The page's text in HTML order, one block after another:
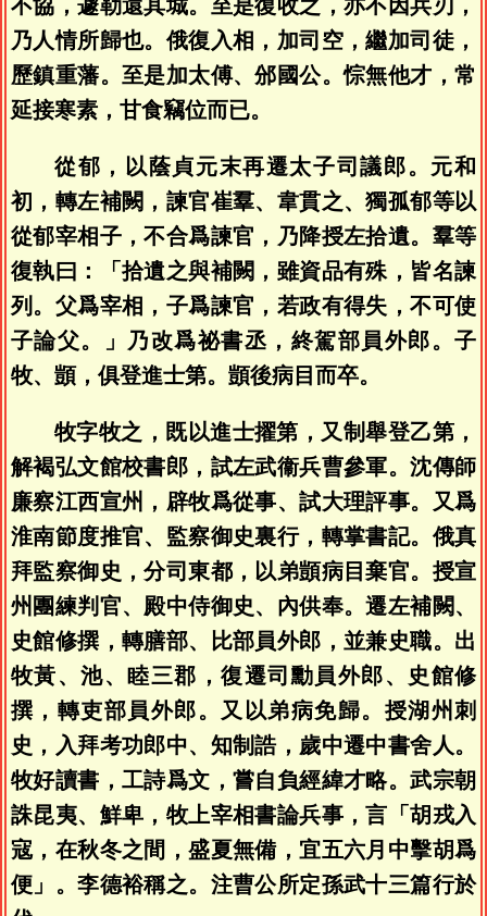
不協，遽勒還其城。至是復收之，亦不因兵刃，
乃人情所歸也。俄復入相，加司空，繼加司徒，
歷鎮重藩。至是加太傅、邠國公。悰無他才，常
延接寒素，甘食竊位而已。
從郁，以蔭貞元末再遷太子司議郎。元和
初，轉左補闕，諫官崔羣、韋貫之、獨孤郁等以
從郁宰相子，不合爲諫官，乃降授左拾遺。羣等
復執曰：「拾遺之與補闕，雖資品有殊，皆名諫
列。父爲宰相，子爲諫官，若政有得失，不可使
子論父。」乃改爲祕書丞，終駕部員外郎。子
牧、顗，俱登進士第。顗後病目而卒。
牧字牧之，既以進士擢第，又制舉登乙第，
解褐弘文館校書郎，試左武衞兵曹參軍。沈傳師
廉察江西宣州，辟牧爲從事、試大理評事。又爲
淮南節度推官、監察御史裏行，轉掌書記。俄真
拜監察御史，分司東都，以弟顗病目棄官。授宣
州團練判官、殿中侍御史、內供奉。遷左補闕、
史館修撰，轉膳部、比部員外郎，並兼史職。出
牧黃、池、睦三郡，復遷司勳員外郎、史館修
撰，轉吏部員外郎。又以弟病免歸。授湖州刺
史，入拜考功郎中、知制誥，歲中遷中書舍人。
牧好讀書，工詩爲文，嘗自負經緯才略。武宗朝
誅昆夷、鮮卑，牧上宰相書論兵事，言「胡戎入
寇，在秋冬之間，盛夏無備，宜五六月中擊胡爲
便」。李德裕稱之。注曹公所定孫武十三篇行於